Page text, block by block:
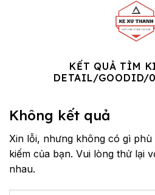
KẾT QUẢ TÌM
DETAIL/GOODID/
Không kết quả
Xin lỗi, nhưng không có gì
kiếm của bạn. Vui lòng thử lại
nhau.